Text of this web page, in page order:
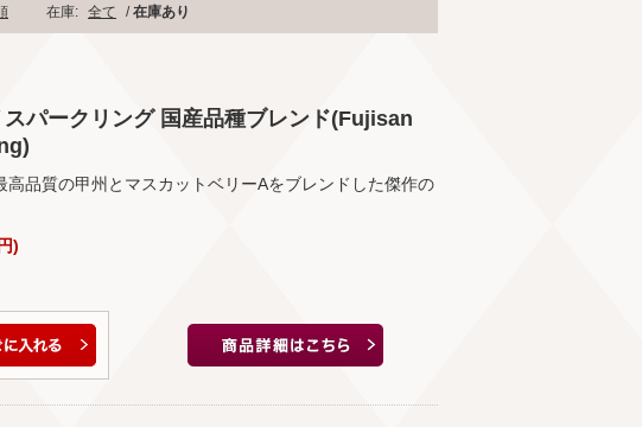
在庫: 全て /在庫あり
パークリング 国産品種ブレンド(Fujisan
品質の甲州とマスカットベリーAをブレンドした傑作の
円)